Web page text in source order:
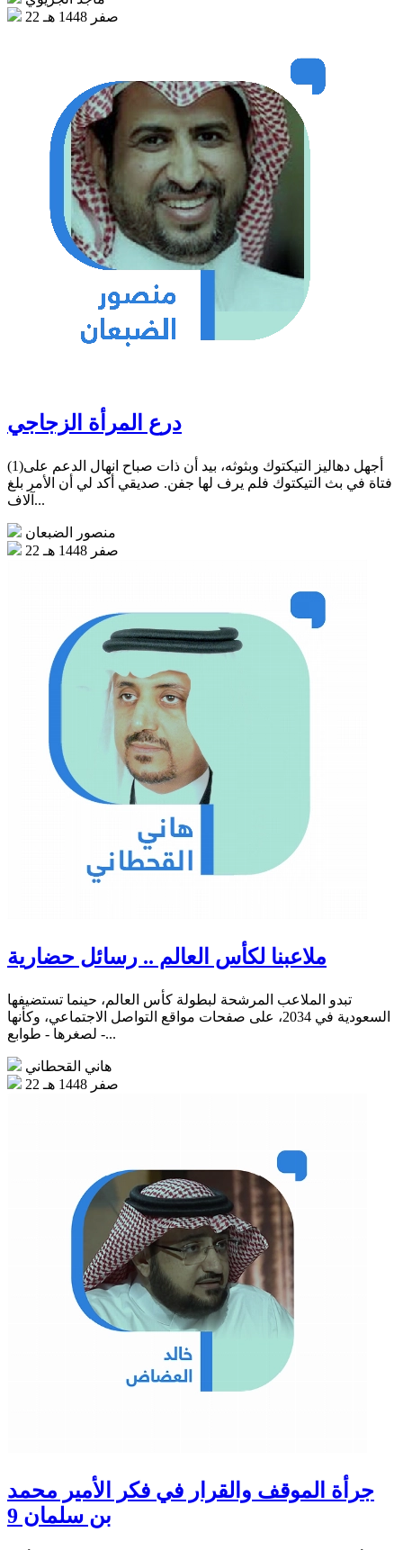
22 صفر 1448 هـ
درع المرأة الزجاجي
(1)أجهل دهاليز التيكتوك وبثوثه، بيد أن ذات صباح انهال الدعم على
فتاة في بث التيكتوك فلم يرف لها جفن. صديقي أكد لي أن الأمر بلغ
آلاف...
منصور الضبعان
22 صفر 1448 هـ
ملاعبنا لكأس العالم .. رسائل حضارية
تبدو الملاعب المرشحة لبطولة كأس العالم، حينما تستضيفها
السعودية في 2034، على صفحات مواقع التواصل الاجتماعي، وكأنها
- لصغرها - طوابع...
هاني القحطاني
22 صفر 1448 هـ
جرأة الموقف والقرار في فكر الأمير محمد
بن سلمان 9